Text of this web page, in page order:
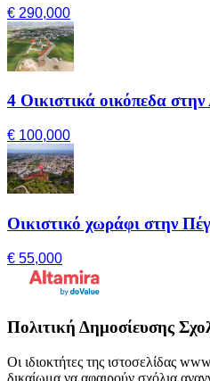
€ 290,000
4 Οικιστικά οικόπεδα
€ 100,000
Οικιστικό χωράφι στην
€ 55,000
Πολιτική Δημοσίευσης
Οι ιδιοκτήτες της ιστοσελίδας
δικαίωμα να αφαιρούν σχόλια